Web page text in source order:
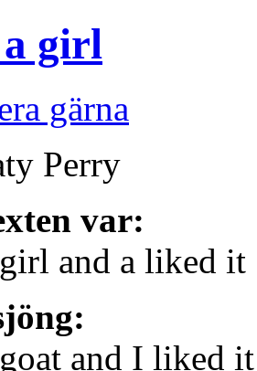
girl
gärna
Perry
var:
and a liked it
and I liked it